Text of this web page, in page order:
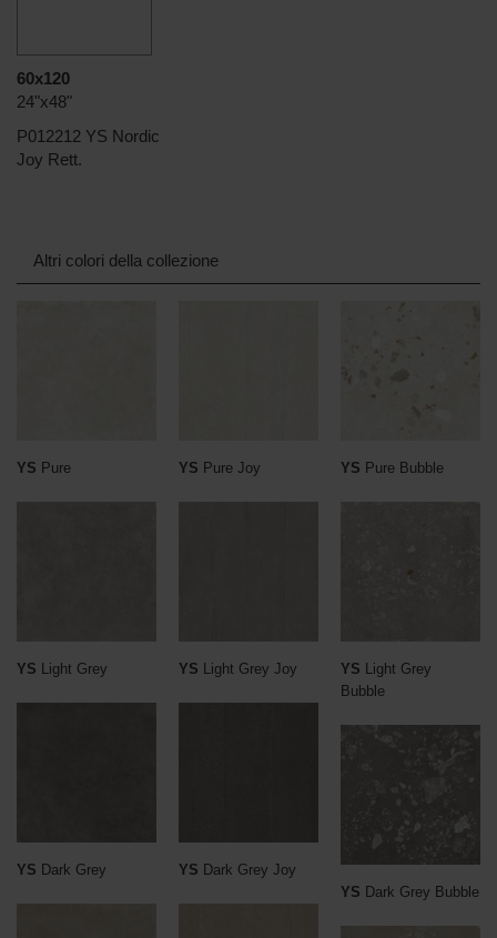
60x120
24"x48"
P012212 YS Nordic
Joy Rett.
Altri colori della collezione
YS Pure YS Pure Joy YS Pure Bubble
YS Light Grey YS Light Grey Joy YS
Light Grey
Bubble
YS Dark Grey YS Dark Grey Joy
YS Dark Grey Bubble